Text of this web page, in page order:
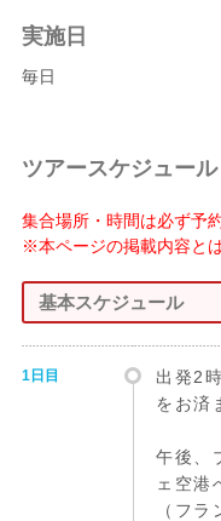
実施日
毎日
ツアースケジュール
集合場所・時間は必ず予
※本ページの掲載内容と
基本スケジュール
1日目
出発2
をお済
午後、
ェ空港
（フ